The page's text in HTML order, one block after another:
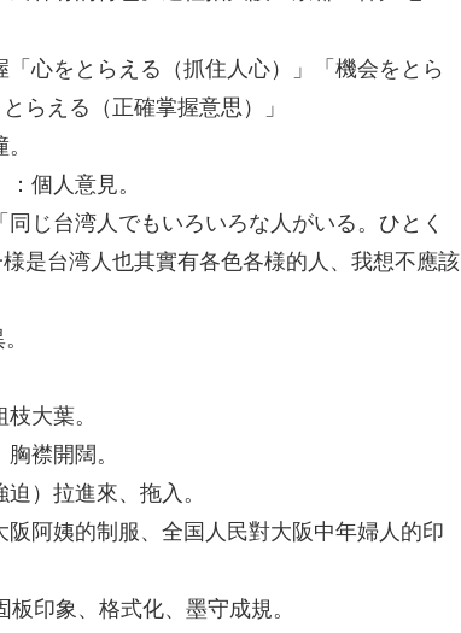
心をとらえる（抓住人心）」「機会をとら
らえる（正確掌握意思）」
個人意見。
じ台湾人でもいろいろな人がいる。ひとく
是台湾人也其實有各色各様的人、我想不應該
大葉。
襟開闊。
）拉進來、拖入。
阿姨的制服、全国人民對大阪中年婦人的印
板印象、格式化、墨守成規。